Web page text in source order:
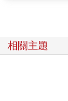
相關主題